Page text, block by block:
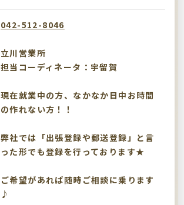
042-512-8046
立川営業所
担当コーディネータ：宇留賀
現在就業中の方、なかなか日中お時間
の作れない方！！
弊社では「出張登録や郵送登録」と言
った形でも登録を行っております★
ご希望があれば随時ご相談に乗ります
♪